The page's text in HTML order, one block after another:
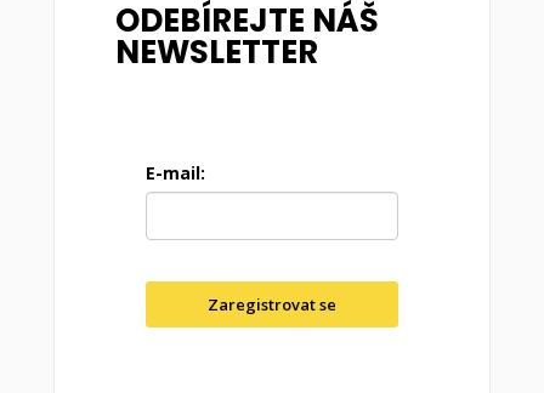
ODEBÍREJTE NÁŠ
NEWSLETTER
E-mail:
Zaregistrovat se